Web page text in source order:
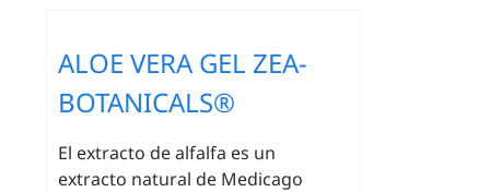
ALOE VERA GEL ZEA-
BOTANICALS®
El extracto de alfalfa es un
extracto natural de Medicago